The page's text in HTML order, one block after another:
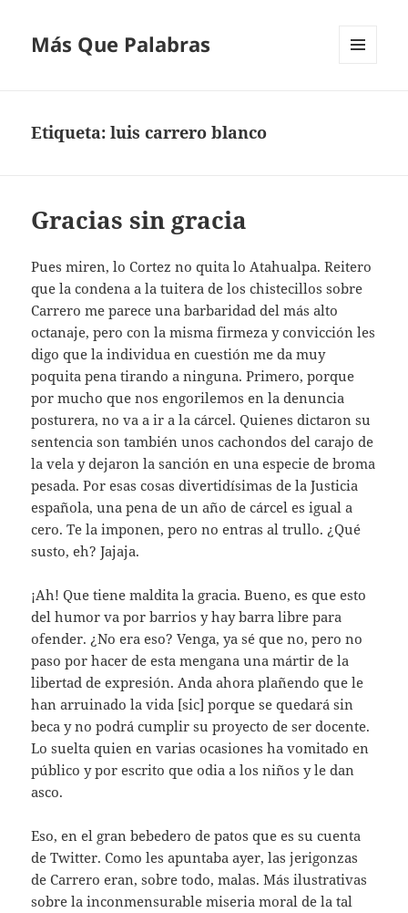
Más Que Palabras
Etiqueta:luis carrero blanco
Gracias sin gracia
Pues miren, lo Cortez no quita lo Atahualpa. Reitero
que la condena a la tuitera de los chistecillos sobre
Carrero me parece una barbaridad del más alto
octanaje, pero con la misma firmeza y convicción les
digo que la individua en cuestión me da muy
poquita pena tirando a ninguna. Primero, porque
por mucho que nos engorilemos en la denuncia
posturera, no va a ir a la cárcel. Quienes dictaron su
sentencia son también unos cachondos del carajo de
la vela y dejaron la sanción en una especie de broma
pesada. Por esas cosas divertidísimas de la Justicia
española, una pena de un año de cárcel es igual a
cero. Te la imponen, pero no entras al trullo. ¿Qué
susto, eh? Jajaja.
¡Ah! Que tiene maldita la gracia. Bueno, es que esto
del humor va por barrios y hay barra libre para
ofender. ¿No era eso? Venga, ya sé que no, pero no
paso por hacer de esta mengana una mártir de la
libertad de expresión. Anda ahora plañendo que le
han arruinado la vida [sic] porque se quedará sin
beca y no podrá cumplir su proyecto de ser docente.
Lo suelta quien en varias ocasiones ha vomitado en
público y por escrito que odia a los niños y le dan
asco.
Eso, en el gran bebedero de patos que es su cuenta
de Twitter. Como les apuntaba ayer, las jerigonzas
de Carrero eran, sobre todo, malas. Más ilustrativas
sobre la inconmensurable miseria moral de la tal